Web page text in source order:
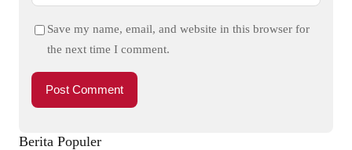
Save my name, email, and website in this browser for
the next time I comment.
Berita Populer